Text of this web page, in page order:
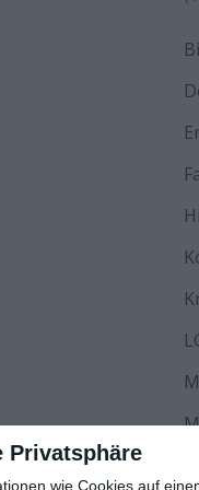
Privatsphäre
wie Cookies auf